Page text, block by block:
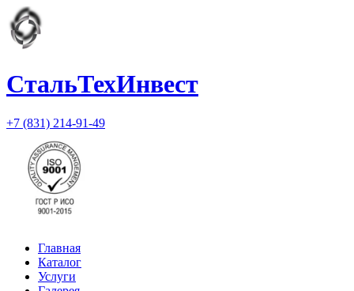
СтальТехИнвест
+7 (831) 214-91-49
Главная
Каталог
Услуги